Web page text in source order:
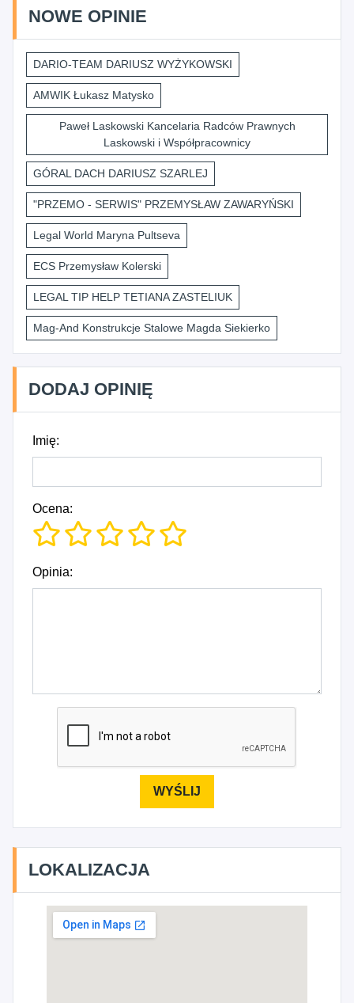
NOWE OPINIE
DARIO-TEAM DARIUSZ WYŻYKOWSKI
AMWIK Łukasz Matysko
Paweł Laskowski Kancelaria Radców Prawnych
Laskowski i Współpracownicy
GÓRAL DACH DARIUSZ SZARLEJ
"PRZEMO - SERWIS" PRZEMYSŁAW ZAWARYŃSKI
Legal World Maryna Pultseva
ECS Przemysław Kolerski
LEGAL TIP HELP TETIANA ZASTELIUK
Mag-And Konstrukcje Stalowe Magda Siekierko
DODAJ OPINIĘ
Imię:
Ocena:
Opinia:
LOKALIZACJA